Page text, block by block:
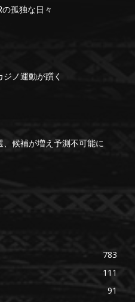
の孤独な日々
ジノ運動が躓く
、候補が増え予測不可能に
783
111
91